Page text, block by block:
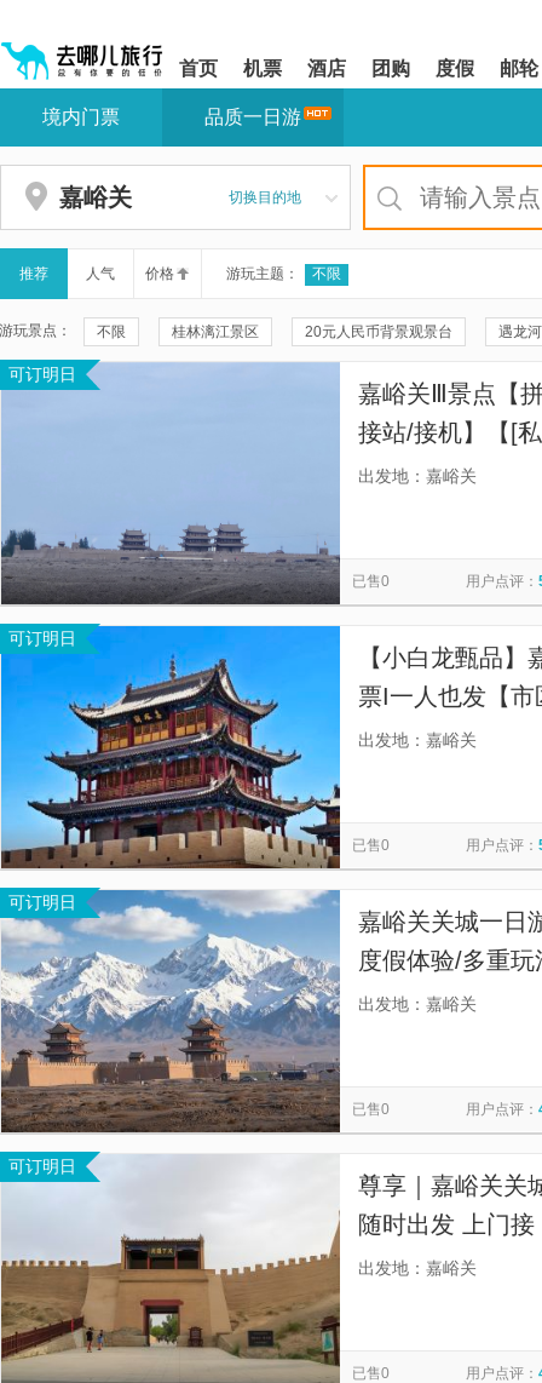
shift+enter
网
导
盲
导
模
式
您
站
区,
本
有
6
个
浏
览
信
息
首页 机票 酒店 团购 度假 邮轮
您
站
区
境内门票 品质一日游
嘉峪关 切换目的地
推荐 人气 价格 游玩主题： 不限
游玩景点： 不限 桂林漓江景区 20元人民币背景观景台 遇龙
澳门巴黎铁塔（澳门巴黎人） 富里桥
香炉湾沙滩 唐华清宫御汤遗址博物馆
故宫博物院 珠海长隆度假区 珠海长隆海洋王国
杨堤风光
珠海横琴长隆《卡卡虎奇遇记》
可订明日
嘉峪关Ⅲ景点【
接站/接机】【[
活性强，一家一
出发地：嘉峪关
已售0 用户点评：
可订明日
【小白龙甄品
票I一人也发【
解全含。您只需
出发地：嘉峪关
已售0 用户点评：
可订明日
嘉峪关关城一日
度假体验/多重
讨价还价，不用
出发地：嘉峪关
已售0 用户点评：
可订明日
尊享｜嘉峪关关
随时出发 上门
出发地：嘉峪关
已售0 用户点评：